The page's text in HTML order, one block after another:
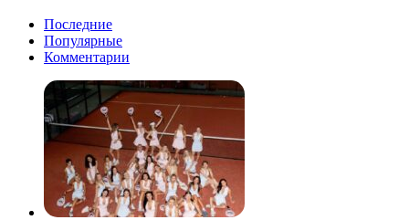
Последние
Популярные
Комментарии